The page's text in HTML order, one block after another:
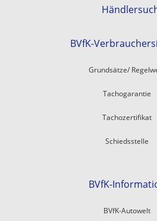
BVfK-
Grundsätze/
Tachogarantie
Tachozertifikat
Schiedsstelle
BVfK-
BVfK-Autowelt